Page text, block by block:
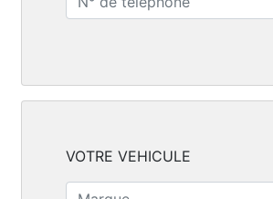
VOTRE VEHICULE